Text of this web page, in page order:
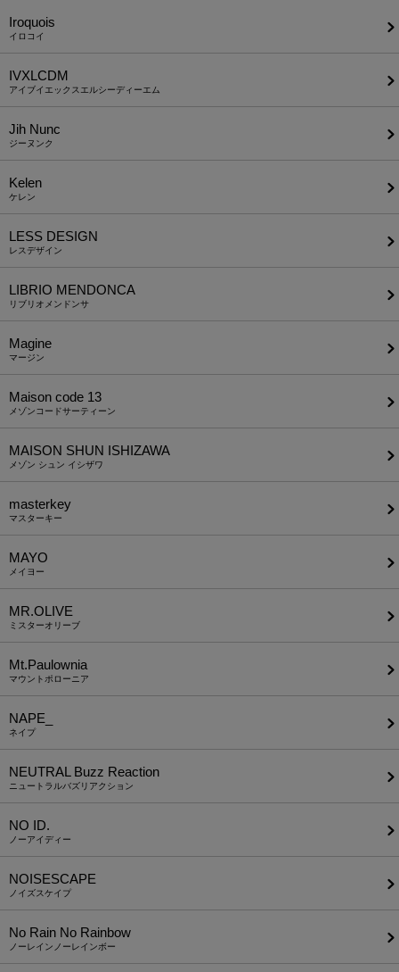
Iroquois
イロコイ
IVXLCDM
アイブイエックスエルシーディーエム
Jih Nunc
ジーヌンク
Kelen
ケレン
LESS DESIGN
レスデザイン
LIBRIO MENDONCA
リブリオメンドンサ
Magine
マージン
Maison code 13
メゾンコードサーティーン
MAISON SHUN ISHIZAWA
メゾン シュン イシザワ
masterkey
マスターキー
MAYO
メイヨー
MR.OLIVE
ミスターオリーブ
Mt.Paulownia
マウントポローニア
NAPE_
ネイプ
NEUTRAL Buzz Reaction
ニュートラルバズリアクション
NO ID.
ノーアイディー
NOISESCAPE
ノイズスケイプ
No Rain No Rainbow
ノーレインノーレインボー